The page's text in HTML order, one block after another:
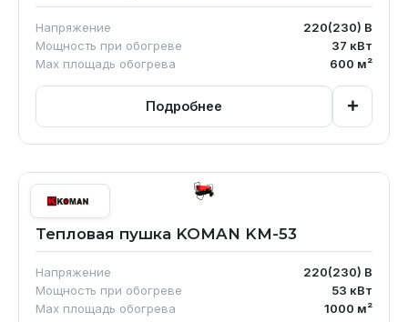
Напряжение 220(230) В
Мощность при обогреве
37 кВт
Max площадь обогрева
600 м²
Подробнее +
Тепловая пушка KOMAN KM-53
Напряжение 220(230) В
Мощность при обогреве
53 кВт
Max площадь обогрева
1000 м²